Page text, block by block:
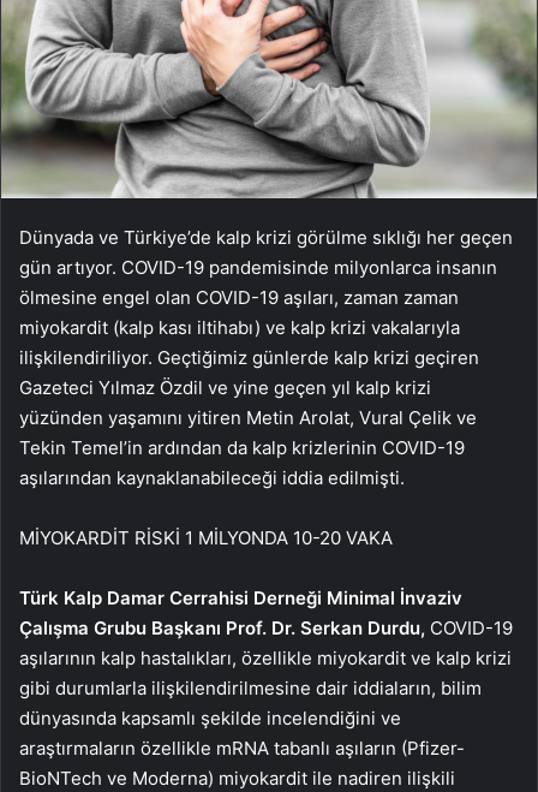
Dünyada ve Türkiye’de kalp krizi görülme sıklığı her geçen
gün artıyor. COVID-19 pandemisinde milyonlarca insanın
ölmesine engel olan COVID-19 aşıları, zaman zaman
miyokardit (kalp kası iltihabı) ve kalp krizi vakalarıyla
ilişkilendiriliyor. Geçtiğimiz günlerde kalp krizi geçiren
Gazeteci Yılmaz Özdil ve yine geçen yıl kalp krizi
yüzünden yaşamını yitiren Metin Arolat, Vural Çelik ve
Tekin Temel’in ardından da kalp krizlerinin COVID-19
aşılarından kaynaklanabileceği iddia edilmişti.
MİYOKARDİT RİSKİ 1 MİLYONDA 10-20 VAKA
Türk Kalp Damar Cerrahisi Derneği Minimal İnvaziv
Çalışma Grubu Başkanı Prof. Dr. Serkan Durdu, COVID-19
aşılarının kalp hastalıkları, özellikle miyokardit ve kalp krizi
gibi durumlarla ilişkilendirilmesine dair iddiaların, bilim
dünyasında kapsamlı şekilde incelendiğini ve
araştırmaların özellikle mRNA tabanlı aşıların (Pfizer-
BioNTech ve Moderna) miyokardit ile nadiren ilişkili